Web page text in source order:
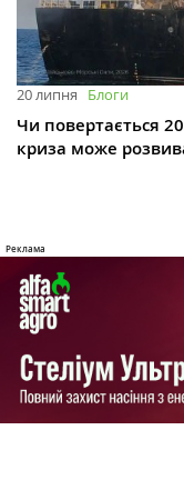
20 липня Блоги
Чи повертається
криза може